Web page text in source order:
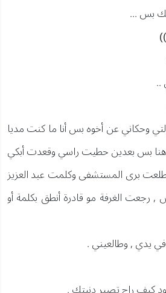
بس ...
..
وحكاني عن أخوه بس أنا ما كنت مديا
بس بعدين حطيت راسي وقعدت أبكي
برى المستشفى وكلمت عبد العزيز
الغرفة مو قادرة أنطق بكلمة أو
يدي , وطالعيني .